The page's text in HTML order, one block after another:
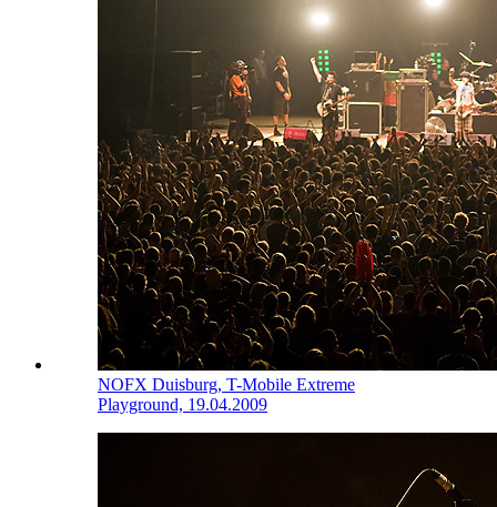
NOFX Duisburg, T-Mobile Extreme
Playground, 19.04.2009